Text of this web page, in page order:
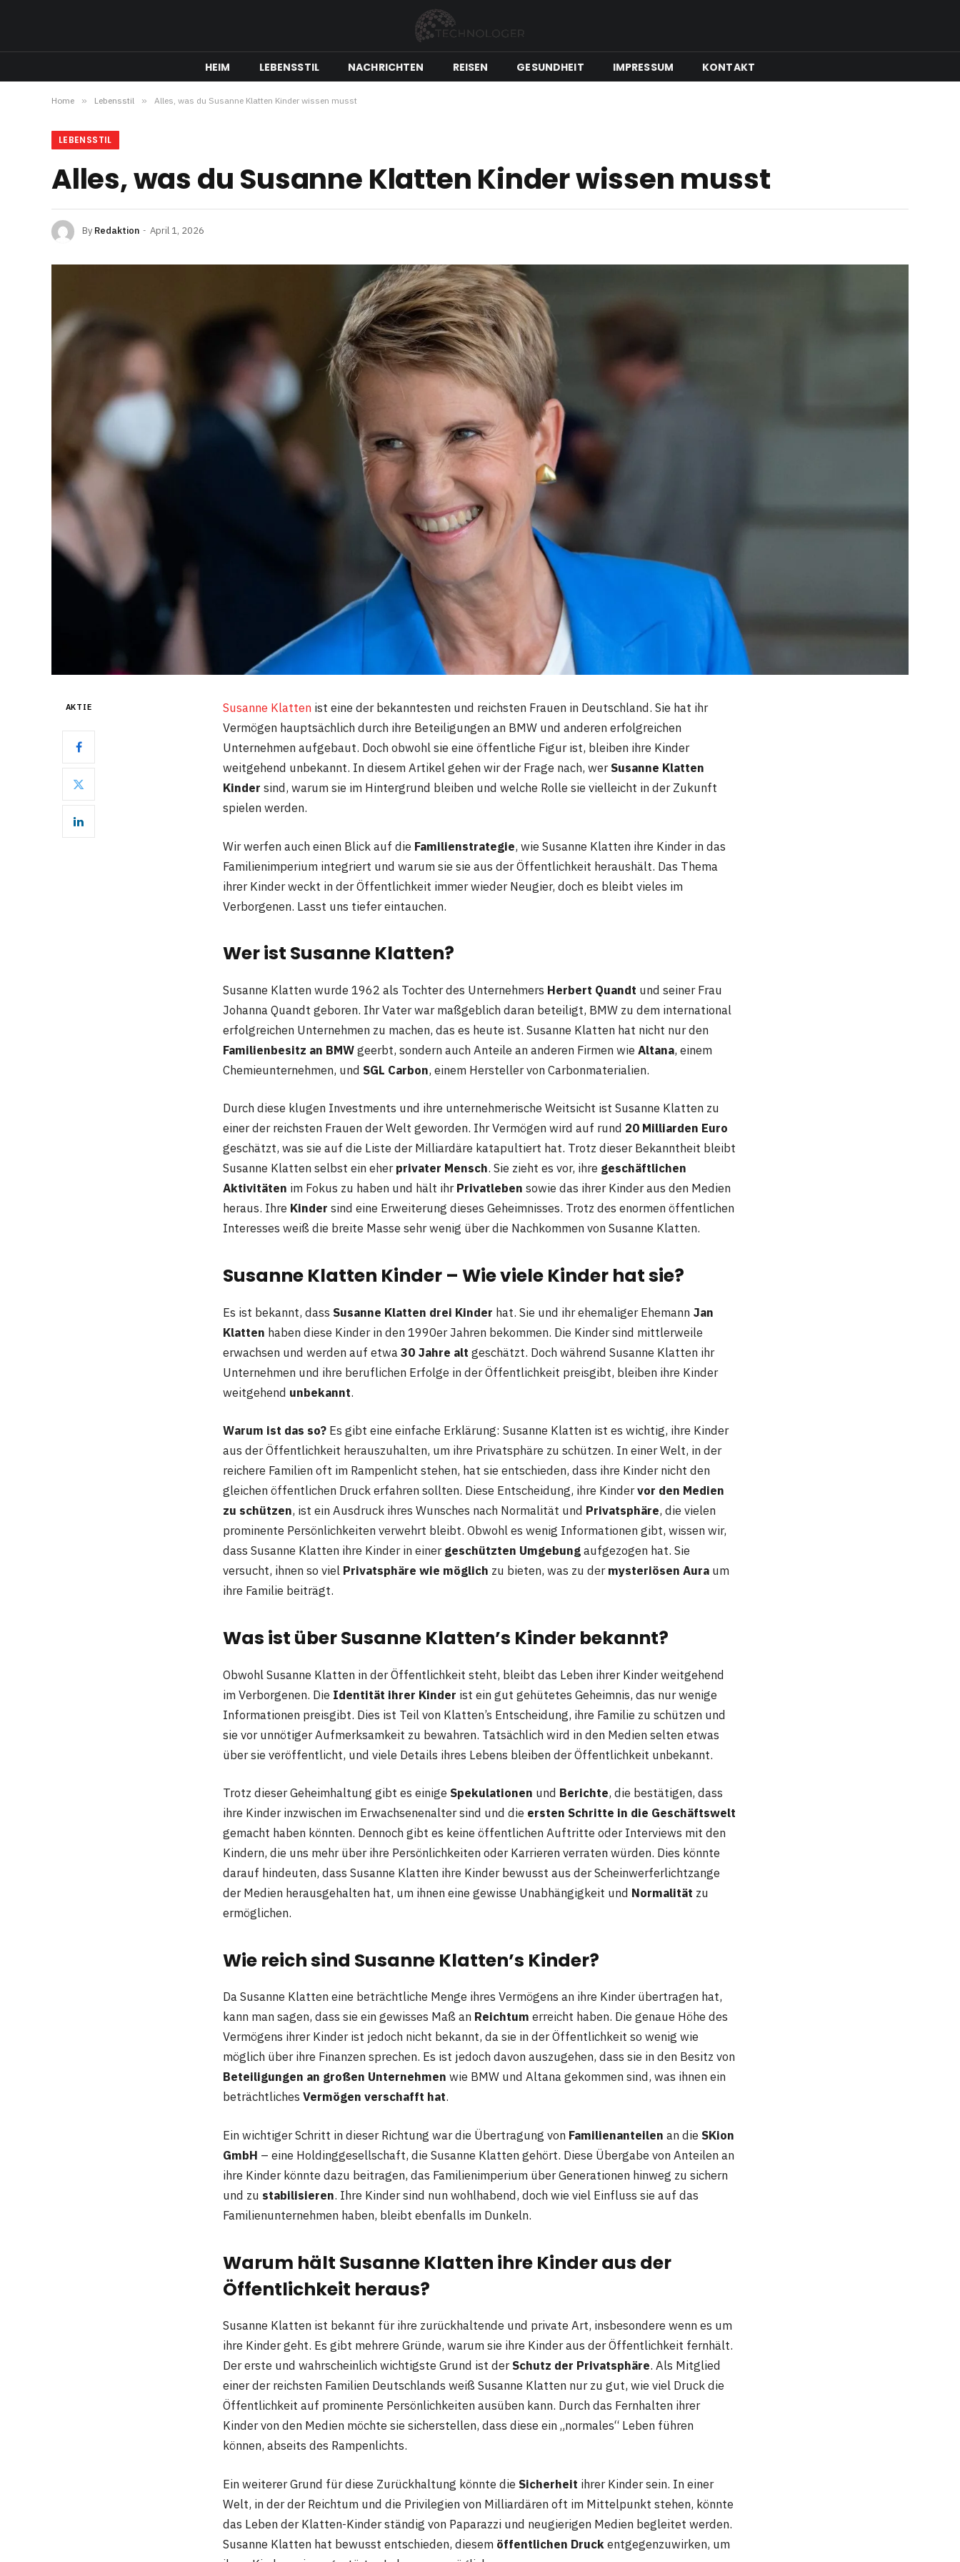
HEIM LEBENSSTIL NACHRICHTEN REISEN GESUNDHEIT IMPRESSUM KONTAKT
Home » Lebensstil » Alles, was du Susanne Klatten Kinder wissen musst
LEBENSSTIL
Alles, was du Susanne Klatten Kinder wissen musst
By Redaktion April 1, 2026
AKTIE Susanne Klatten ist eine der bekanntesten und reichsten Frauen in Deutschland. Sie hat ihr
Vermögen hauptsächlich durch ihre Beteiligungen an BMW und anderen erfolgreichen
Unternehmen aufgebaut. Doch obwohl sie eine öffentliche Figur ist, bleiben ihre Kinder
weitgehend unbekannt. In diesem Artikel gehen wir der Frage nach, werSusanne Klatten
Kinder sind, warum sie im Hintergrund bleiben und welche Rolle sie vielleicht in der Zukunft
spielen werden.
Wir werfen auch einen Blick auf die Familienstrategie, wie Susanne Klatten ihre Kinder in das
Familienimperium integriert und warum sie sie aus der Öffentlichkeit heraushält. Das Thema
ihrer Kinder weckt in der Öffentlichkeit immer wieder Neugier, doch es bleibt vieles im
Verborgenen. Lasst uns tiefer eintauchen.
Wer ist Susanne Klatten?
Susanne Klatten wurde 1962 als Tochter des Unternehmers Herbert Quandt und seiner Frau
Johanna Quandt geboren. Ihr Vater war maßgeblich daran beteiligt, BMW zu dem international
erfolgreichen Unternehmen zu machen, das es heute ist. Susanne Klatten hat nicht nur den
Familienbesitz an BMWgeerbt, sondern auch Anteile an anderen Firmen wie Altana, einem
Chemieunternehmen, und SGL Carbon, einem Hersteller von Carbonmaterialien.
Durch diese klugen Investments und ihre unternehmerische Weitsicht ist Susanne Klatten zu
einer der reichsten Frauen der Welt geworden. Ihr Vermögen wird auf rund 20 Milliarden Euro
geschätzt, was sie auf die Liste der Milliardäre katapultiert hat. Trotz dieser Bekanntheit bleibt
Susanne Klatten selbst ein eherprivater Mensch. Sie zieht es vor, ihre geschäftlichen
Aktivitäten im Fokus zu haben und hält ihrPrivatleben sowie das ihrer Kinder aus den Medien
heraus. Ihre Kinder sind eine Erweiterung dieses Geheimnisses. Trotz des enormen öffentlichen
Interesses weiß die breite Masse sehr wenig über die Nachkommen von Susanne Klatten.
Susanne Klatten Kinder – Wie viele Kinder hat sie?
Es ist bekannt, dass Susanne Klatten drei Kinder hat. Sie und ihr ehemaliger Ehemann Jan
Klatten haben diese Kinder in den 1990er Jahren bekommen. Die Kinder sind mittlerweile
erwachsen und werden auf etwa30 Jahre alt geschätzt. Doch während Susanne Klatten ihr
Unternehmen und ihre beruflichen Erfolge in der Öffentlichkeit preisgibt, bleiben ihre Kinder
weitgehend unbekannt.
Warum ist das so? Es gibt eine einfache Erklärung: Susanne Klatten ist es wichtig, ihre Kinder
aus der Öffentlichkeit herauszuhalten, um ihre Privatsphäre zu schützen. In einer Welt, in der
reichere Familien oft im Rampenlicht stehen, hat sie entschieden, dass ihre Kinder nicht den
gleichen öffentlichen Druck erfahren sollten. Diese Entscheidung, ihre Kindervor den Medien
zu schützen, ist ein Ausdruck ihres Wunsches nach Normalität und Privatsphäre, die vielen
prominente Persönlichkeiten verwehrt bleibt. Obwohl es wenig Informationen gibt, wissen wir,
dass Susanne Klatten ihre Kinder in einergeschützten Umgebungaufgezogen hat. Sie
versucht, ihnen so viel Privatsphäre wie möglich zu bieten, was zu dermysteriösen Aura um
ihre Familie beiträgt.
Was ist über Susanne Klatten’s Kinder bekannt?
Obwohl Susanne Klatten in der Öffentlichkeit steht, bleibt das Leben ihrer Kinder weitgehend
im Verborgenen. Die Identität ihrer Kinder ist ein gut gehütetes Geheimnis, das nur wenige
Informationen preisgibt. Dies ist Teil von Klatten’s Entscheidung, ihre Familie zu schützen und
sie vor unnötiger Aufmerksamkeit zu bewahren. Tatsächlich wird in den Medien selten etwas
über sie veröffentlicht, und viele Details ihres Lebens bleiben der Öffentlichkeit unbekannt.
Trotz dieser Geheimhaltung gibt es einige Spekulationen und Berichte, die bestätigen, dass
ihre Kinder inzwischen im Erwachsenenalter sind und die ersten Schritte in die Geschäftswelt
gemacht haben könnten. Dennoch gibt es keine öffentlichen Auftritte oder Interviews mit den
Kindern, die uns mehr über ihre Persönlichkeiten oder Karrieren verraten würden. Dies könnte
darauf hindeuten, dass Susanne Klatten ihre Kinder bewusst aus der Scheinwerferlichtzange
der Medien herausgehalten hat, um ihnen eine gewisse Unabhängigkeit und Normalität zu
ermöglichen.
Wie reich sind Susanne Klatten’s Kinder?
Da Susanne Klatten eine beträchtliche Menge ihres Vermögens an ihre Kinder übertragen hat,
kann man sagen, dass sie ein gewisses Maß an Reichtum erreicht haben. Die genaue Höhe des
Vermögens ihrer Kinder ist jedoch nicht bekannt, da sie in der Öffentlichkeit so wenig wie
möglich über ihre Finanzen sprechen. Es ist jedoch davon auszugehen, dass sie in den Besitz von
Beteiligungen an großen Unternehmen wie BMW und Altana gekommen sind, was ihnen ein
beträchtliches Vermögen verschafft hat.
Ein wichtiger Schritt in dieser Richtung war die Übertragung von Familienanteilen an die SKion
GmbH – eine Holdinggesellschaft, die Susanne Klatten gehört. Diese Übergabe von Anteilen an
ihre Kinder könnte dazu beitragen, das Familienimperium über Generationen hinweg zu sichern
und zu stabilisieren. Ihre Kinder sind nun wohlhabend, doch wie viel Einfluss sie auf das
Familienunternehmen haben, bleibt ebenfalls im Dunkeln.
Warum hält Susanne Klatten ihre Kinder aus der
Öffentlichkeit heraus?
Susanne Klatten ist bekannt für ihre zurückhaltende und private Art, insbesondere wenn es um
ihre Kinder geht. Es gibt mehrere Gründe, warum sie ihre Kinder aus der Öffentlichkeit fernhält.
Der erste und wahrscheinlich wichtigste Grund ist derSchutz der Privatsphäre. Als Mitglied
einer der reichsten Familien Deutschlands weiß Susanne Klatten nur zu gut, wie viel Druck die
Öffentlichkeit auf prominente Persönlichkeiten ausüben kann. Durch das Fernhalten ihrer
Kinder von den Medien möchte sie sicherstellen, dass diese ein „normales“ Leben führen
können, abseits des Rampenlichts.
Ein weiterer Grund für diese Zurückhaltung könnte die Sicherheit ihrer Kinder sein. In einer
Welt, in der der Reichtum und die Privilegien von Milliardären oft im Mittelpunkt stehen, könnte
das Leben der Klatten-Kinder ständig von Paparazzi und neugierigen Medien begleitet werden.
Susanne Klatten hat bewusst entschieden, diesem öffentlichen Druckentgegenzuwirken, um